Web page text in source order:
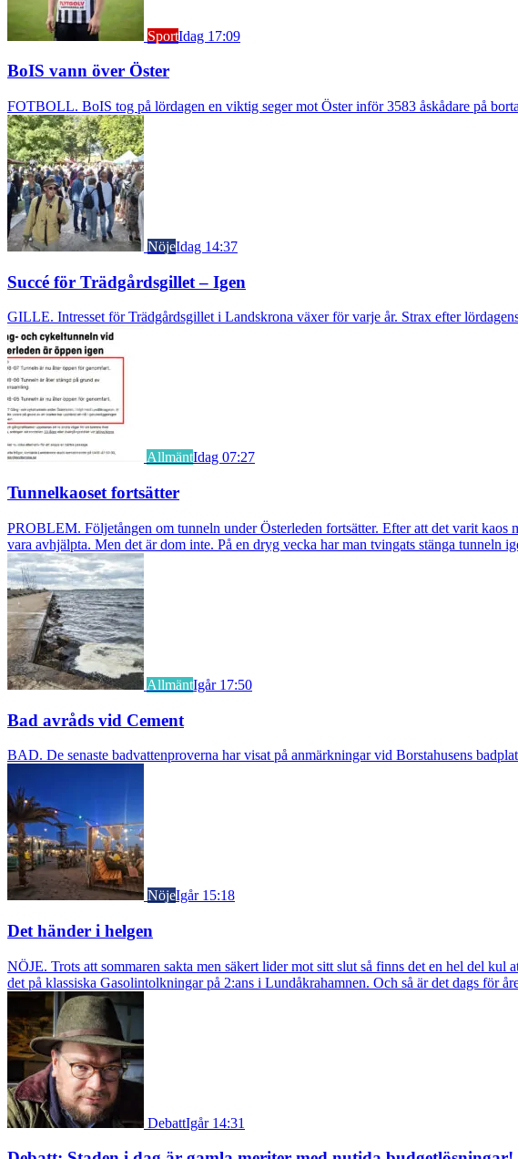
SportIdag 17:09
BoIS vann över Öster
FOTBOLL. BoIS tog på lördagen en viktig seger mot Öster inför 3583 åskådare på
NöjeIdag 14:37
Succé för Trädgårdsgillet – Igen
GILLE. Intresset för Trädgårdsgillet i Landskrona växer för varje år. Strax efter
AllmäntIdag 07:27
Tunnelkaoset fortsätter
PROBLEM. Följetången om tunneln under Österleden fortsätter. Efter att det varit kaos
vara avhjälpta. Men det är dom inte. På en dryg vecka har man tvingats stänga tunneln
AllmäntIgår 17:50
Bad avråds vid Cement
BAD. De senaste badvattenproverna har visat på anmärkningar vid Borstahusens
NöjeIgår 15:18
Det händer i helgen
NÖJE. Trots att sommaren sakta men säkert lider mot sitt slut så finns det en hel del
det på klassiska Gasolintolkningar på 2:ans i Lundåkrahamnen. Och så är det dags för
DebattIgår 14:31